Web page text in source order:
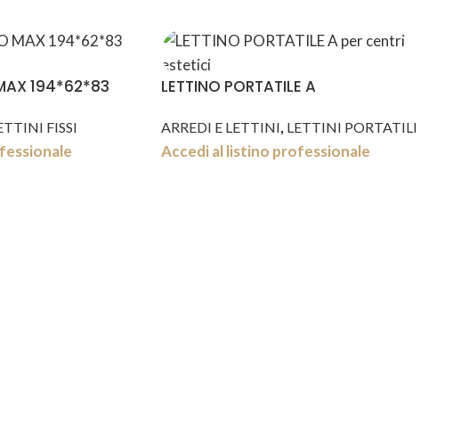
194*62*83
FISSI
LETTINO PORTATILE A
ARREDI E LETTINI, LETTINI PORTATILI
Accedi al listino professionale